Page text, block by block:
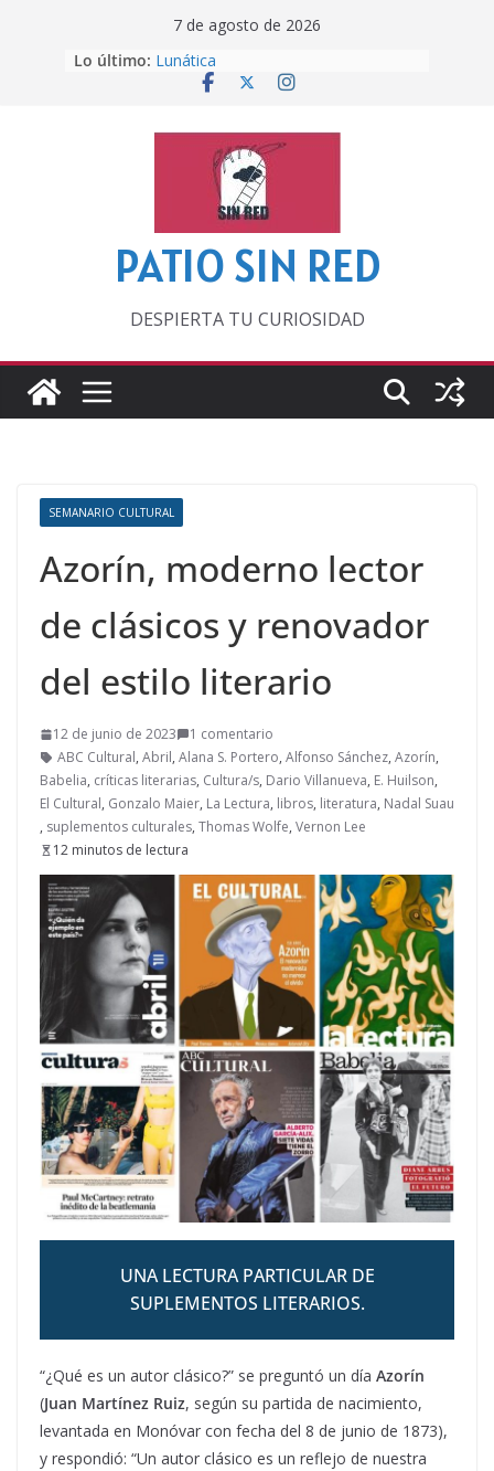
7 de agosto de 2026
Lo último: Otra del Mundial
Lunática
‘La broma infinita’ de recomendar
lecturas veraniegas
PATIO SIN RED
DESPIERTA TU CURIOSIDAD
SEMANARIO CULTURAL
Azorín, moderno lector
de clásicos y renovador
del estilo literario
12 de junio de 2023
1 comentario
ABC Cultural, Abril, Alana S. Portero, Alfonso Sánchez, Azorín,
Babelia, críticas literarias, Cultura/s, Dario Villanueva, E. Huilson,
El Cultural, Gonzalo Maier, La Lectura, libros, literatura, Nadal Suau
, suplementos culturales, Thomas Wolfe, Vernon Lee
12 minutos de lectura
UNA LECTURA PARTICULAR DE
SUPLEMENTOS LITERARIOS.
“¿Qué es un autor clásico?” se preguntó un día Azorín
(Juan Martínez Ruiz, según su partida de nacimiento,
levantada en Monóvar con fecha del 8 de junio de 1873),
y respondió: “Un autor clásico es un reflejo de nuestra